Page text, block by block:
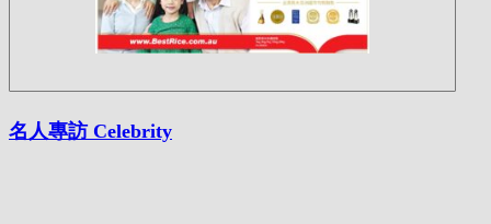
名人專訪 Celebrity